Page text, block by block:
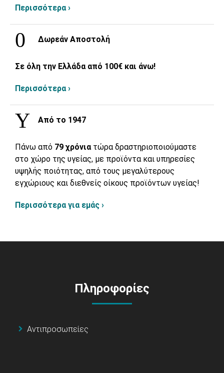
Περισσότερα ›
Δωρεάν Αποστολή
Σε όλη την Ελλάδα από 100€ και άνω!
Περισσότερα ›
Από το 1947
Πάνω από 79 χρόνια τώρα δραστηριοποιούμαστε
στο χώρο της υγείας, με προϊόντα και υπηρεσίες
υψηλής ποιότητας, από τους μεγαλύτερους
εγχώριους και διεθνείς οίκους προϊόντων υγείας!
Περισσότερα για εμάς ›
Πληροφορίες
Αντιπροσωπείες